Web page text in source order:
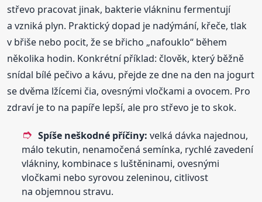
střevo pracovat jinak, bakterie vlákninu fermentují
a vzniká plyn. Praktický dopad je nadýmání, křeče, tlak
v břiše nebo pocit, že se břicho „nafouklo“ během
několika hodin. Konkrétní příklad: člověk, který běžně
snídal bílé pečivo a kávu, přejde ze dne na den na jogurt
se dvěma lžícemi čia, ovesnými vločkami a ovocem. Pro
zdraví je to na papíře lepší, ale pro střevo je to skok.
Spíše neškodné příčiny: velká dávka najednou,
málo tekutin, nenamočená semínka, rychlé zavedení
vlákniny, kombinace s luštěninami, ovesnými
vločkami nebo syrovou zeleninou, citlivost
na objemnou stravu.